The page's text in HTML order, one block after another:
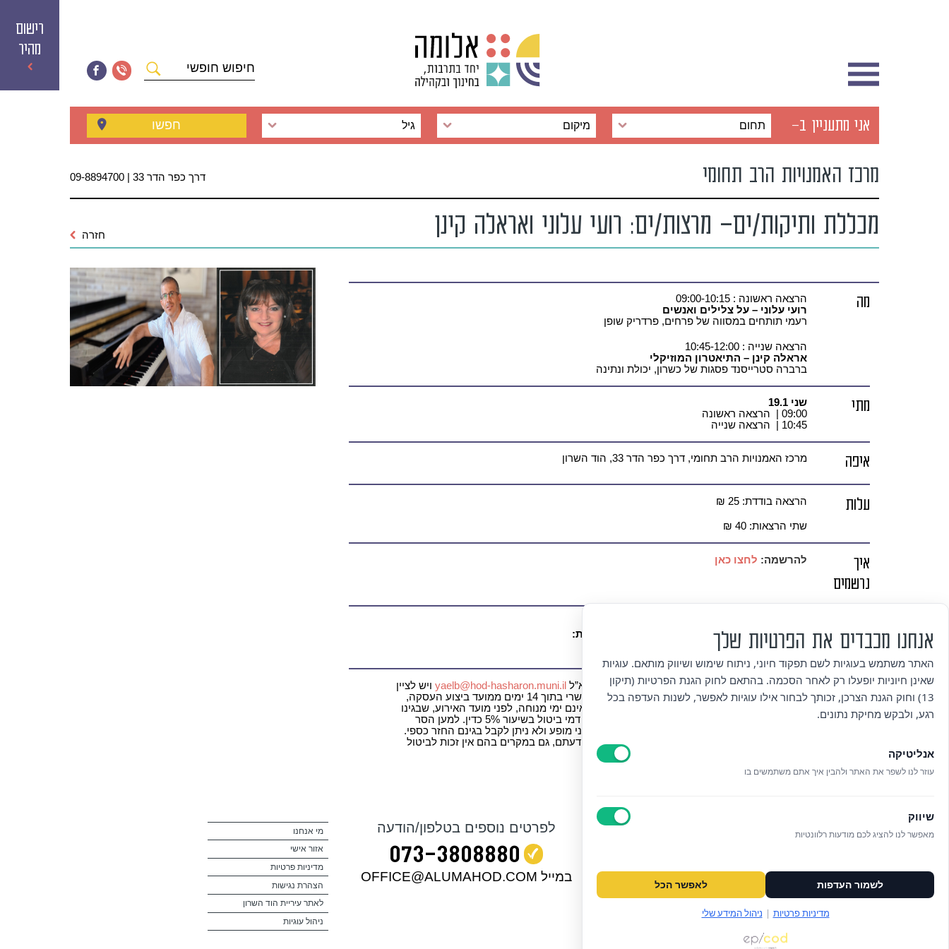
רישום
מהיר
חופשי
אני מתעניין ב- תחום מיקום גיל חפשו
מרכז האמנויות הרב תחומי דרך כפר הדר 33 | 09-8894700
מכללת ותיקות/ים- מרצות/ים: רועי עלוני ואראלה קינן חזרה
מה
הרצאה ראשונה : 09:00-10:15
רועי עלוני – על צלילים ואנשים
רעמי תותחים במסווה של פרחים, פרדריק שופן
הרצאה שנייה : 10:45-12:00
אראלה קינן – התיאטרון המוזיקלי
ברברה סטרייסנד פסגות של כשרון, יכולת ונתינה
מתי
שני 19.1
09:00 | הרצאה ראשונה
10:45 | הרצאה שנייה
איפה מרכז האמנויות הרב תחומי, דרך כפר הדר 33, הוד השרון
עלות הרצאה בודדת: 25 ₪
שתי הרצאות: 40 ₪
איך
נרשמים
להרשמה: לחצו כאן
נוספים
לפרטים נוספים ולבקשות פרטניות בנושא נגישות:
09-8894703/4 |
yaelb@hod-hasharon.muni.il
ביטול
עסקה
ביטול עסקה ניתן לבצע באמצעות הודעה בכתב לדוא”ל yaelb@hod-hasharon.muni.ilויש לציין
את מספר ההזמנה שברצונך לבטל. ביטול עסקה אפשרי בתוך 14 ימים ממועד ביצוע העסקה,
ובתנאי שהביטול ייעשה עד לא יאוחר מ – 7 ימים, שאינם ימי מנוחה, לפני מועד האירוע, שבגינו
התבצעה העסקה. בכל מקרה של ביטול עסקה ייגבו דמי ביטול בשיעור 5% כדין. למען הסר
ספק, לא ניתן לבטל כרטיסים שנקנו 7 ימי עסקים לפני מופע ולא ניתן לקבל בגינם החזר כספי.
מפיקי האירועים יכולים לאשר ולבצע זיכוי לפי שיקול דעתם, גם במקרים בהם אין זכות לביטול
מיסודה של הסוכנות היהודית לארץ ישראל בע״מ (חל״צ)
לפרטים נוספים בטלפון/הודעה
073‭-‬3808880
במייל OFFICE@ALUMAHOD.COM
מי אנחנו
אזור אישי
מדיניות פרטיות
הצהרת נגישות
לאתר עיריית הוד השרון
ניהול עוגיות
אנחנו מכבדים את הפרטיות שלך
האתר משתמש בעוגיות לשם תפקוד חיוני, ניתוח שימוש ושיווק מותאם. עוגיות
שאינן חיוניות יופעלו רק לאחר הסכמה. בהתאם לחוק הגנת הפרטיות (תיקון
13) וחוק הגנת הצרכן, זכותך לבחור אילו עוגיות לאפשר, לשנות העדפה בכל
רגע, ולבקש מחיקת נתונים.
אנליטיקה
עוזר לנו לשפר את האתר ולהבין איך אתם משתמשים בו
שיווק
מאפשר לנו להציג לכם מודעות רלוונטיות
לשמור העדפות לאפשר הכל
מדיניות פרטיות | ניהול המידע שלי